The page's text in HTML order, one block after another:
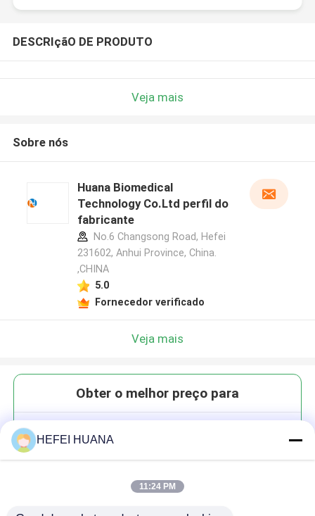
DESCRIçãO DE PRODUTO
Veja mais
Sobre nós
Huana Biomedical
Technology Co.Ltd perfil do
fabricante
No.6 Changsong Road, Hefei
231602, Anhui Province, China.
,CHINA
5.0
Fornecedor verificado
Veja mais
Obter o melhor preço para
HEFEI HUANA
11:24 PM